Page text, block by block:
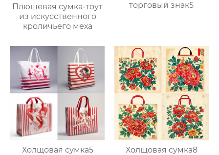
Плюшевая сумка-тоут
из искусственного
кроличьего меха
торговый знак5
Холщовая сумка5 Холщовая сумка8